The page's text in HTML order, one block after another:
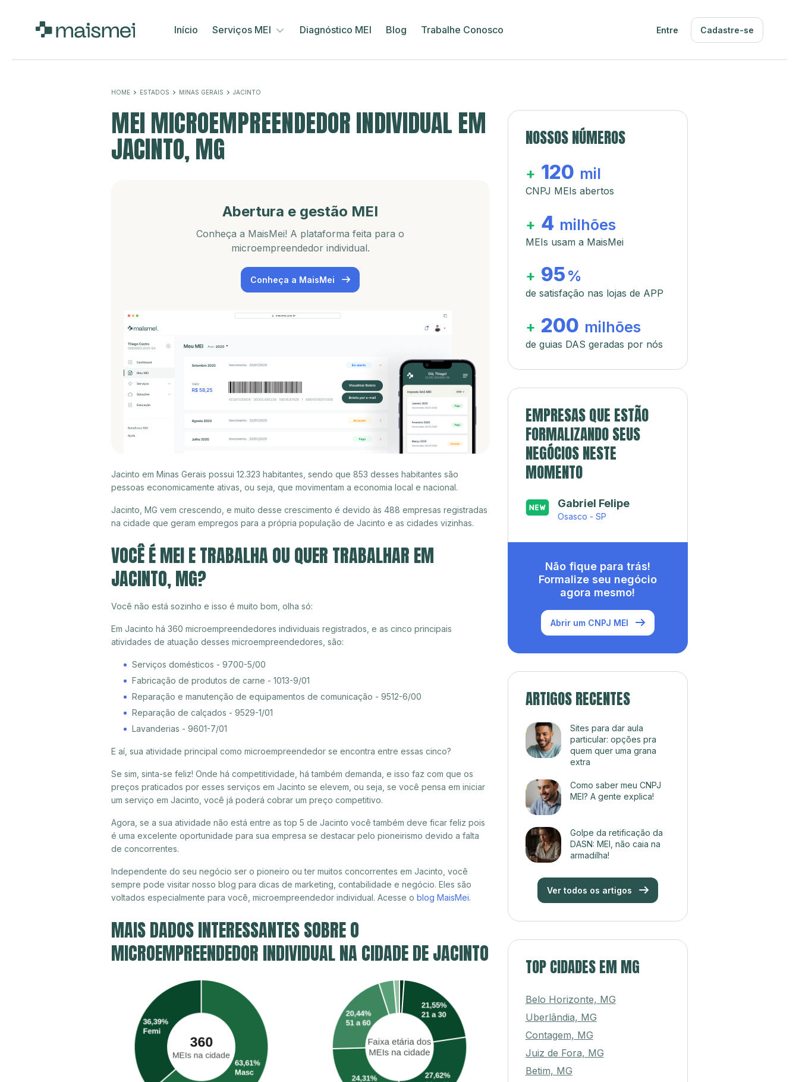
Início Serviços MEI Diagnóstico MEI Blog Trabalhe Conosco Entre Cadastre-se
HOME ESTADOS MINAS GERAIS JACINTO
MEI MICROEMPREENDEDOR INDIVIDUAL EM
JACINTO, MG
Abertura e gestão MEI
Conheça a MaisMei! A plataforma feita para o
microempreendedor individual.
Conheça a MaisMei
Jacinto em Minas Gerais possui 12.323 habitantes, sendo que 853 desses habitantes são
pessoas economicamente ativas, ou seja, que movimentam a economia local e nacional.
Jacinto, MG vem crescendo, e muito desse crescimento é devido às 488 empresas registradas
na cidade que geram empregos para a própria população de Jacinto e as cidades vizinhas.
VOCÊ É MEI E TRABALHA OU QUER TRABALHAR EM
JACINTO, MG?
Você não está sozinho e isso é muito bom, olha só:
Em Jacinto há 360 microempreendedores individuais registrados, e as cinco principais
atividades de atuação desses microempreendedores, são:
Serviços domésticos - 9700-5/00
Fabricação de produtos de carne - 1013-9/01
Reparação e manutenção de equipamentos de comunicação - 9512-6/00
Reparação de calçados - 9529-1/01
Lavanderias - 9601-7/01
E aí, sua atividade principal como microempreendedor se encontra entre essas cinco?
Se sim, sinta-se feliz! Onde há competitividade, há também demanda, e isso faz com que os
preços praticados por esses serviços em Jacinto se elevem, ou seja, se você pensa em iniciar
um serviço em Jacinto, você já poderá cobrar um preço competitivo.
Agora, se a sua atividade não está entre as top 5 de Jacinto você também deve ficar feliz pois
é uma excelente oportunidade para sua empresa se destacar pelo pioneirismo devido a falta
de concorrentes.
Independente do seu negócio ser o pioneiro ou ter muitos concorrentes em Jacinto, você
sempre pode visitar nosso blog para dicas de marketing, contabilidade e negócio. Eles são
voltados especialmente para você, microempreendedor individual. Acesse o blog MaisMei.
MAIS DADOS INTERESSANTES SOBRE O
MICROEMPREENDEDOR INDIVIDUAL NA CIDADE DE JACINTO
NOSSOS NÚMEROS
+ 120 mil
CNPJ MEIs abertos
+ 4 milhões
MEIs usam a MaisMei
+ 95 %
de satisfação nas lojas de APP
+ 200 milhões
de guias DAS geradas por nós
EMPRESAS QUE ESTÃO
FORMALIZANDO SEUS
NEGÓCIOS NESTE
MOMENTO
Gabriel Felipe
Osasco - SP
Não fique para trás!
Formalize seu negócio
agora mesmo!
Abrir um CNPJ MEI
ARTIGOS RECENTES
Sites para dar aula
particular: opções pra
quem quer uma grana
extra
Como saber meu CNPJ
MEI? A gente explica!
Golpe da retificação da
DASN: MEI, não caia na
armadilha!
Ver todos os artigos
TOP CIDADES EM MG
Belo Horizonte, MG
Uberlândia, MG
Contagem, MG
Juiz de Fora, MG
Betim, MG